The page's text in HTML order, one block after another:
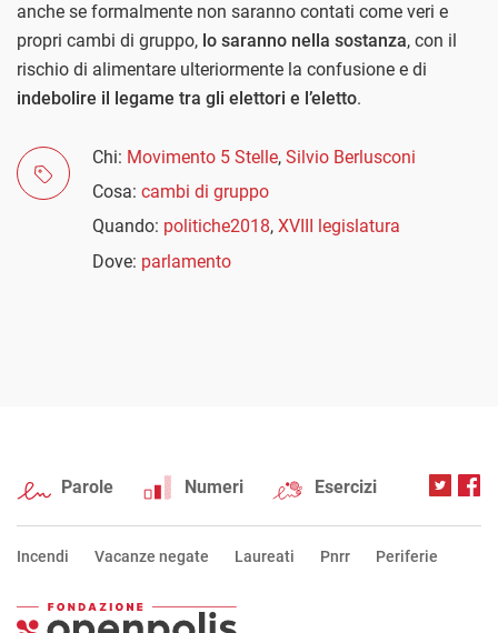
anche se formalmente non saranno contati come veri e
propri cambi di gruppo, lo saranno nella sostanza, con il
rischio di alimentare ulteriormente la confusione e di
indebolire il legame tra gli elettori e l’eletto.
Chi: Movimento 5 Stelle, Silvio Berlusconi
Cosa: cambi di gruppo
Quando: politiche2018, XVIII legislatura
Dove: parlamento
Parole Numeri Esercizi
Incendi Vacanze negate Laureati Pnrr Periferie